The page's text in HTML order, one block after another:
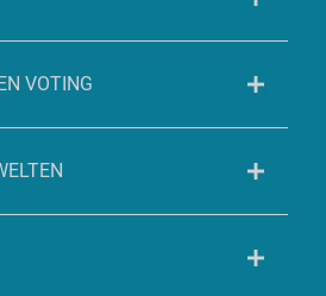
VOTING